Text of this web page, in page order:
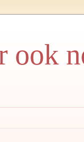
ook